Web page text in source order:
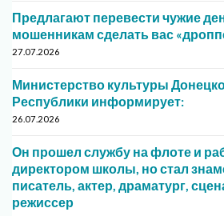
Предлагают перевести чужие
мошенникам сделать вас
27.07.2026
Министерство культуры
Республики информирует:
26.07.2026
Он прошел службу на флоте и
директором школы, но стал
писатель, актер, драматург,
режиссер